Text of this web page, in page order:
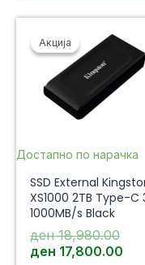
Акција
Акција
Достапно по нарачка
SSD External
XS1000 2TB Type-C
1000MB/s Black
ден18,980.00
price
ден 17,800.00